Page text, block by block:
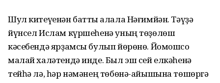
Шул китеүенән батты ҡалала Нәғимйән. Тәүҙә
йүнсел Ислам күршеһенә уның төҙөлөш
кәсебендә ярҙамсы булып йөрөнө. Йомошсо
малай халәтендә инде. Был эш сей елкәһенә
тейһә лә, һәр нәмәнең төбөнә-айышына төшөргә